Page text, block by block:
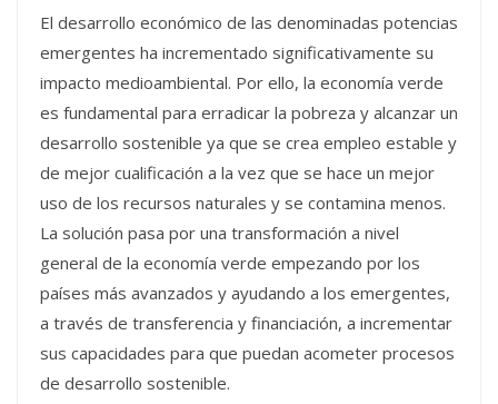
El desarrollo económico de las denominadas potencias
emergentes ha incrementado significativamente su
impacto medioambiental. Por ello, la economía verde
es fundamental para erradicar la pobreza y alcanzar un
desarrollo sostenible ya que se crea empleo estable y
de mejor cualificación a la vez que se hace un mejor
uso de los recursos naturales y se contamina menos.
La solución pasa por una transformación a nivel
general de la economía verde empezando por los
países más avanzados y ayudando a los emergentes,
a través de transferencia y financiación, a incrementar
sus capacidades para que puedan acometer procesos
de desarrollo sostenible.